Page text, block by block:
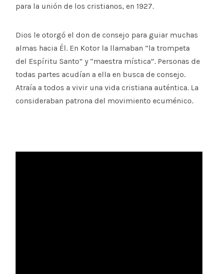
para la unión de los cristianos, en 1927.
Dios le otorgó el don de consejo para guiar muchas
almas hacia Él. En Kotor la llamaban “la trompeta
del Espíritu Santo” y “maestra mística”. Personas de
todas partes acudían a ella en busca de consejo.
Atraía a todos a vivir una vida cristiana auténtica. La
consideraban patrona del movimiento ecuménico.